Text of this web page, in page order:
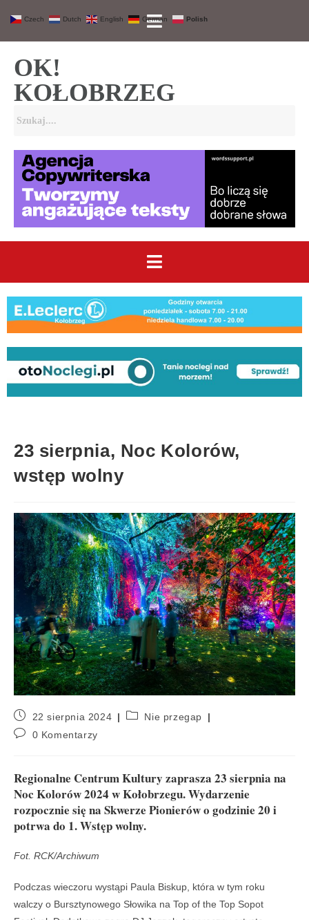
OK!
KOŁOBRZEG
23 sierpnia, Noc Kolorów,
wstęp wolny
22 sierpnia 2024
Nie przegap
0 Komentarzy
Regionalne Centrum Kultury zaprasza 23 sierpnia na
Noc Kolorów 2024 w Kołobrzegu. Wydarzenie
rozpocznie się na Skwerze Pionierów o godzinie 20 i
potrwa do 1. Wstęp wolny.
Fot. RCK/Archiwum
Podczas wieczoru wystąpi Paula Biskup, która w tym roku
walczy o Bursztynowego Słowika na Top of the Top Sopot
Czech Dutch English German Polish